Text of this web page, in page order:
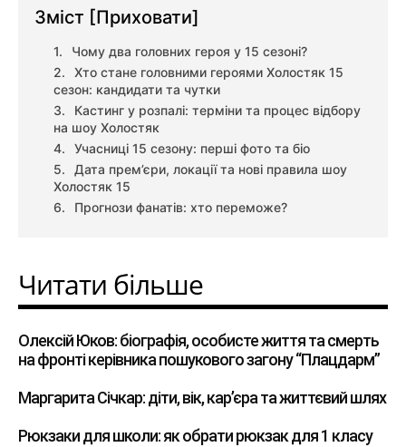
Зміст [Приховати]
Чому два головних героя у 15 сезоні?
Хто стане головними героями Холостяк 15
сезон: кандидати та чутки
Кастинг у розпалі: терміни та процес відбору
на шоу Холостяк
Учасниці 15 сезону: перші фото та біо
Дата прем’єри, локації та нові правила шоу
Холостяк 15
Прогнози фанатів: хто переможе?
Читати більше
Олексій Юков: біографія, особисте життя та смерть
на фронті керівника пошукового загону “Плацдарм”
Маргарита Січкар: діти, вік, кар’єра та життєвий шлях
Рюкзаки для школи: як обрати рюкзак для 1 класу